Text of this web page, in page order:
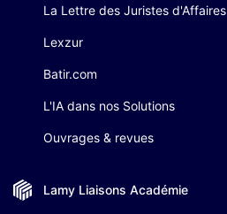
La Lettre des Juristes d'Affaires
Lexzur
Batir.com
L'IA dans nos Solutions
Ouvrages & revues
Lamy Liaisons Académie